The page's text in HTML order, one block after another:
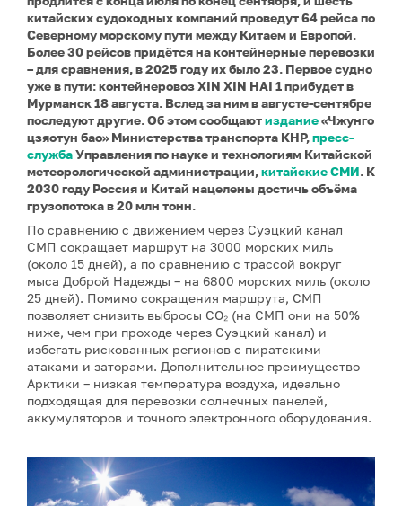
китайских судоходных компаний проведут 64 рейса по
Северному морскому пути между Китаем и Европой.
Более 30 рейсов придётся на контейнерные перевозки
– для сравнения, в 2025 году их было 23. Первое судно
уже в пути: контейнеровоз XIN XIN HAI 1 прибудет в
Мурманск 18 августа. Вслед за ним в августе-сентябре
последуют другие. Об этом сообщаютиздание«Чжунго
цзяотун бао» Министерства транспорта КНР,пресс-
службаУправления по науке и технологиям Китайской
метеорологической администрации,китайские СМИ. К
2030 году Россия и Китай нацелены достичь объёма
грузопотока в 20 млн тонн.
По сравнению с движением через Суэцкий канал
СМП сокращает маршрут на 3000 морских миль
(около 15 дней), а по сравнению с трассой вокруг
мыса Доброй Надежды – на 6800 морских миль (около
25 дней). Помимо сокращения маршрута, СМП
позволяет снизить выбросы CO₂ (на СМП они на 50%
ниже, чем при проходе через Суэцкий канал) и
избегать рискованных регионов с пиратскими
атаками и заторами. Дополнительное преимущество
Арктики – низкая температура воздуха, идеально
подходящая для перевозки солнечных панелей,
аккумуляторов и точного электронного оборудования.